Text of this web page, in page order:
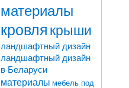
материалы
кровля крыши
ландшафтный дизайн
ландшафтный дизайн
в Беларуси
материалы мебель под